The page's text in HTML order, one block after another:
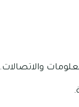
والاتصالات.